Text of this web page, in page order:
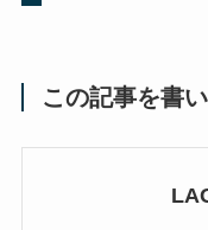
この記事を書